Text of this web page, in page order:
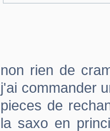
non rien de
j'ai commander
pieces de
la saxo en